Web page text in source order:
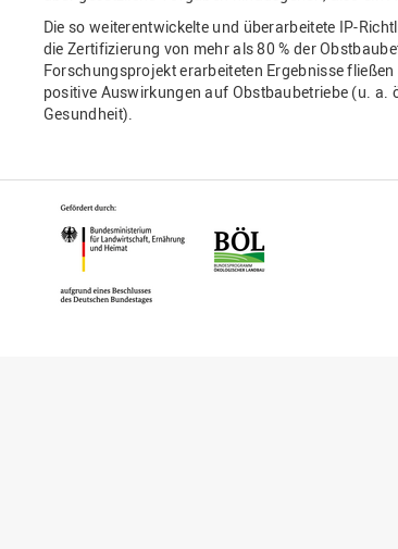
Die so weiterentwickelte und überarbeitete IP-
die Zertifizierung von mehr als 80 % der
Forschungsprojekt erarbeiteten Ergebnisse
positive Auswirkungen auf Obstbaubetriebe (u.
Gesundheit).